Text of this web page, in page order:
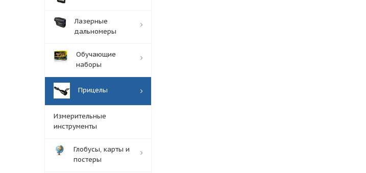
Лазерные
дальномеры
Обучающие
наборы
Прицелы
Измерительные
инструменты
Глобусы, карты и
постеры